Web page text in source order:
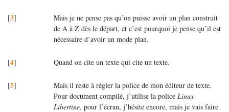
[3]
Mais je ne pense pas qu’on puisse avoir un plan construit
de A à Z dès le départ, et c’est pourquoi je pense qu’il est
nécessaire d’avoir un mode plan.
[4] Quand on cite un texte qui cite un texte.
[5]
Mais il reste à régler la police de mon éditeur de texte.
Pour document compilé, j’utilise la police Linux
Libertine, pour l’écran, j’hésite encore, mais je vais faire